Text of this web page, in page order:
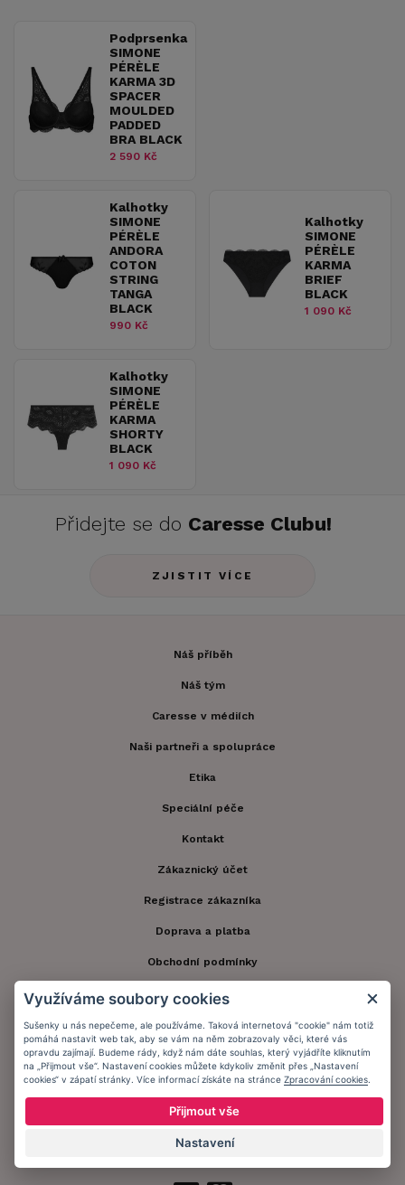
Podprsenka
SIMONE
PÉRÈLE
KARMA 3D
SPACER
MOULDED
PADDED
BRA BLACK
2 590 Kč
Kalhotky
SIMONE
PÉRÈLE
ANDORA
COTON
STRING
TANGA
BLACK
990 Kč
Kalhotky
SIMONE
PÉRÈLE
KARMA
BRIEF
BLACK
1 090 Kč
Kalhotky
SIMONE
PÉRÈLE
KARMA
SHORTY
BLACK
1 090 Kč
Přidejte se do Caresse Clubu!
ZJISTIT VÍCE
Náš příběh
Náš tým
Caresse v médiích
Naši partneři a spolupráce
Etika
Speciální péče
Kontakt
Zákaznický účet
Registrace zákazníka
Doprava a platba
Obchodní podmínky
Ochrana osobních údajů
Informační memorandum
Zůstaňte s námi v kontaktu.
Využíváme soubory cookies
Sušenky u nás nepečeme, ale používáme. Taková internetová "cookie" nám totiž
pomáhá nastavit web tak, aby se vám na něm zobrazovaly věci, které vás
opravdu zajímají. Budeme rády, když nám dáte souhlas, který vyjádříte kliknutím
na „Přijmout vše“. Nastavení cookies můžete kdykoliv změnit přes „Nastavení
cookies“ v zápatí stránky. Více informací získáte na stránce Zpracování cookies
Přijmout vše
Nastavení